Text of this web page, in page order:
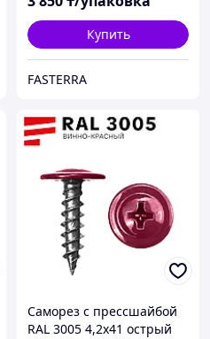
Купить
FASTERRA
Саморез с прессшайбой
RAL 3005 4,2х41 острый